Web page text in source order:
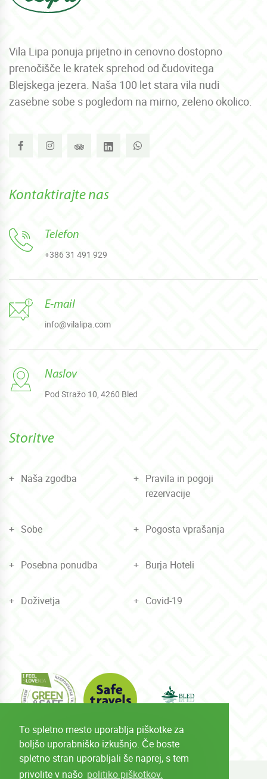
To spletno mesto uporablja piškotke za
boljšo uporabniško izkušnjo. Če boste
spletno stran uporabljali še naprej, s tem
privolite v našo politiko piškotkov.
Vila Lipa ponuja prijetno in cenovno dostopno
prenočišče le kratek sprehod od čudovitega
Blejskega jezera. Naša 100 let stara vila nudi
zasebne sobe s pogledom na mirno, zeleno okolico.
Storitve
Naša zgodba
Pravila in pogoji
rezervacije
Sobe Pogosta vprašanja
Posebna ponudba Burja Hoteli
Doživetja Covid-19
Kontaktirajte nas
Telefon
+386 31 491 929
E-mail
info@vilalipa.com
Naslov
Pod Stražo 10, 4260 Bled